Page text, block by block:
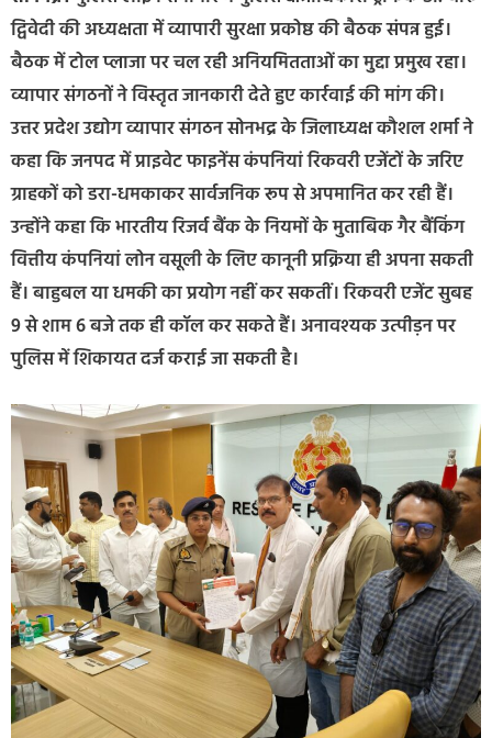
द्विवेदी की अध्यक्षता में व्यापारी सुरक्षा प्रकोष्ठ की बैठक संपन्न हुई।
बैठक में टोल प्लाजा पर चल रही अनियमितताओं का मुद्दा प्रमुख रहा।
व्यापार संगठनों ने विस्तृत जानकारी देते हुए कार्रवाई की मांग की।
उत्तर प्रदेश उद्योग व्यापार संगठन सोनभद्र के जिलाध्यक्ष कौशल शर्मा ने
कहा कि जनपद में प्राइवेट फाइनेंस कंपनियां रिकवरी एजेंटों के जरिए
ग्राहकों को डरा-धमकाकर सार्वजनिक रूप से अपमानित कर रही हैं।
उन्होंने कहा कि भारतीय रिजर्व बैंक के नियमों के मुताबिक गैर बैंकिंग
वित्तीय कंपनियां लोन वसूली के लिए कानूनी प्रक्रिया ही अपना सकती
हैं। बाहुबल या धमकी का प्रयोग नहीं कर सकतीं। रिकवरी एजेंट सुबह
9 से शाम 6 बजे तक ही कॉल कर सकते हैं। अनावश्यक उत्पीड़न पर
पुलिस में शिकायत दर्ज कराई जा सकती है।